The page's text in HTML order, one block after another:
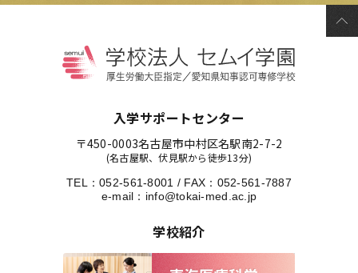
入学サポートセンター
〒450-0003名古屋市中村区名駅南2-7-2
(名古屋駅、伏見駅から徒歩13分)
TEL：052-561-8001 / FAX：052-561-7887
e-mail： info@tokai-med.ac.jp
学校紹介